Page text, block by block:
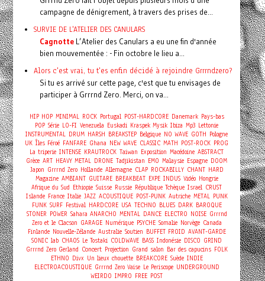
campagne de dénigrement, à travers des prises de...
SURVIE DE L'ATELIER DES CANULARS
CagnotteL’Atelier des Canulars a eu une fin d'année
bien mouvementée : - Fin octobre le lieu a...
Alors c'est vrai, tu t'es enfin décidé à rejoindre Grrrndzero?
Si tu es arrivé sur cette page, c'est que tu envisages de
participer à Grrrnd Zero. Merci, on va...
HIP HOP MINIMAL ROCK Portugal POST-HARDCORE Danemark Pays-bas
POP Série LO-FI Venezuela Euskadi Kraspek Mysik Ibiza Mp3 Lettonie
INSTRUMENTAL DRUM HARSH BREAKSTEP Belgique NO WAVE GOTH Pologne
UK Îles Féroé FANFARE Ghana NEW WAVE CLASSIC MATH POST-ROCK PROG
La triperie INTENSE KRAUTROCK Taiwan Exposition Macédoine ABSTRACT
Grèce ART HEAVY METAL DRONE Tadjikistan EMO Malaysie Espagne DOOM
Japon Grrrnd Zero Hollande Allemagne CLAP ROCKABILLY CHANT HARD
Magazine AMBIANT GUITARE BREAKBEAT EXPE INDUS Vidéo Hongrie
Afrique du Sud Ethiopie Suisse Russie République Tchèque Israel CRUST
Islande France Italie JAZZ ACOUSTIQUE POST-PUNK Autriche METAL PUNK
FUNK SURF Festival HARDCORE USA TECHNO BLUES DARK BAROQUE
STONER POWER Sahara ANARCHO MENTAL DANCE ELECTRO NOISE Grrrnd
Zero et le Clacson GARAGE Numérique PSYCHE Somalie Norvège Canada
Finlande Nouvelle-Zélande Australie Soutien BUFFET FROID AVANT-GARDE
SONIC lab CHAOS Le Tostaki COLDWAVE BASS Indonésie DISCO GRIND
Grrrnd Zero Gerland Concert Projection Grand salon Bar des capucins FOLK
ETHNO Divx Un lieux chouette BREAKCORE Suède INDIE
ELECTROACOUSTIQUE Grrrnd Zero Vaise Le Periscope UNDERGROUND
WEIRDO IMPRO FREE POST